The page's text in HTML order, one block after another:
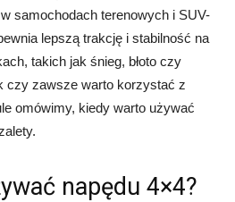
samochodach terenowych i SUV-
lepszą trakcję i stabilność na
takich jak śnieg, błoto czy
czy zawsze warto korzystać z
omówimy, kiedy warto używać
napędu 4×4?